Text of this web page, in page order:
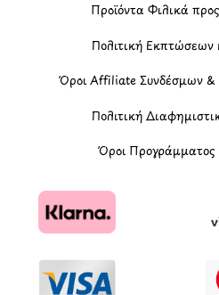
Προϊόντα Φιλικά
Πολιτική
Όροι Affiliate Συνδέσμων &
Πολιτική
Όροι Προγράμματος